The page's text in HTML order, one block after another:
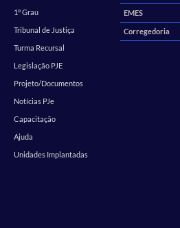
1º Grau
Tribunal de Justiça
Turma Recursal
Legislação PJE
Projeto/Documentos
Notícias PJe
Capacitação
Ajuda
Unidades Implantadas
EMES
Corregedoria